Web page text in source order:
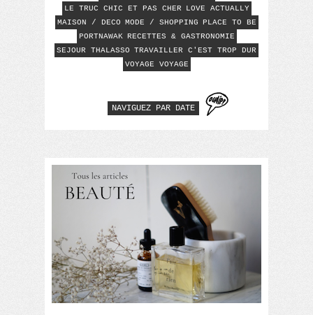
LE TRUC CHIC ET PAS CHER
LOVE ACTUALLY
MAISON / DECO MODE / SHOPPING PLACE TO BE
PORTNAWAK RECETTES & GASTRONOMIE
SEJOUR THALASSO TRAVAILLER C'EST TROP DUR
VOYAGE VOYAGE
NAVIGUEZ PAR DATE